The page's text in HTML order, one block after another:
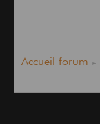
Accueil forum